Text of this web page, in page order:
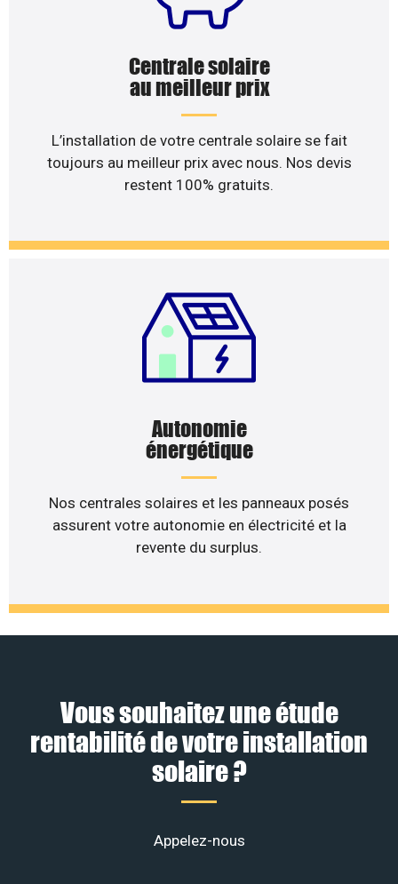
Centrale solaire
au meilleur prix
L’installation de votre centrale solaire se fait
toujours au meilleur prix avec nous. Nos devis
restent 100% gratuits.
Autonomie
énergétique
Nos centrales solaires et les panneaux posés
assurent votre autonomie en électricité et la
revente du surplus.
Vous souhaitez une étude
rentabilité de votre installation
solaire ?
Appelez-nous